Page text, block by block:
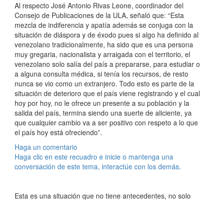
Al respecto José Antonio Rivas Leone, coordinador del
Consejo de Publicaciones de la ULA, señaló que: “Esta
mezcla de indiferencia y apatía además se conjuga con la
situación de diáspora y de éxodo pues si algo ha definido al
venezolano tradicionalmente, ha sido que es una persona
muy gregaria, nacionalista y arraigada con el territorio, el
venezolano solo salía del país a prepararse, para estudiar o
a alguna consulta médica, si tenía los recursos, de resto
nunca se vio como un extranjero. Todo esto es parte de la
situación de deterioro que el país viene registrando y el cual
hoy por hoy, no le ofrece un presente a su población y la
salida del país, termina siendo una suerte de aliciente, ya
que cualquier cambio va a ser positivo con respeto a lo que
el país hoy está ofreciendo”.
Haga un comentario
Haga clic en este recuadro e inicie o mantenga una
conversación de este tema, interactúe con los demás.
Esta es una situación que no tiene antecedentes, no solo